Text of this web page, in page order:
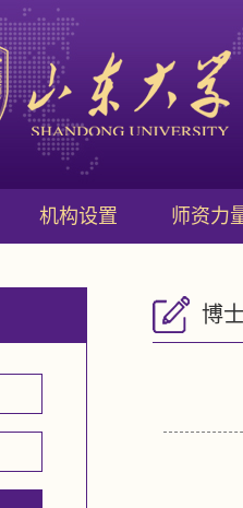
机构设置 师资力
博